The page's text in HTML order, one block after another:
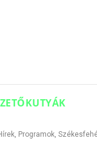
, Programok,